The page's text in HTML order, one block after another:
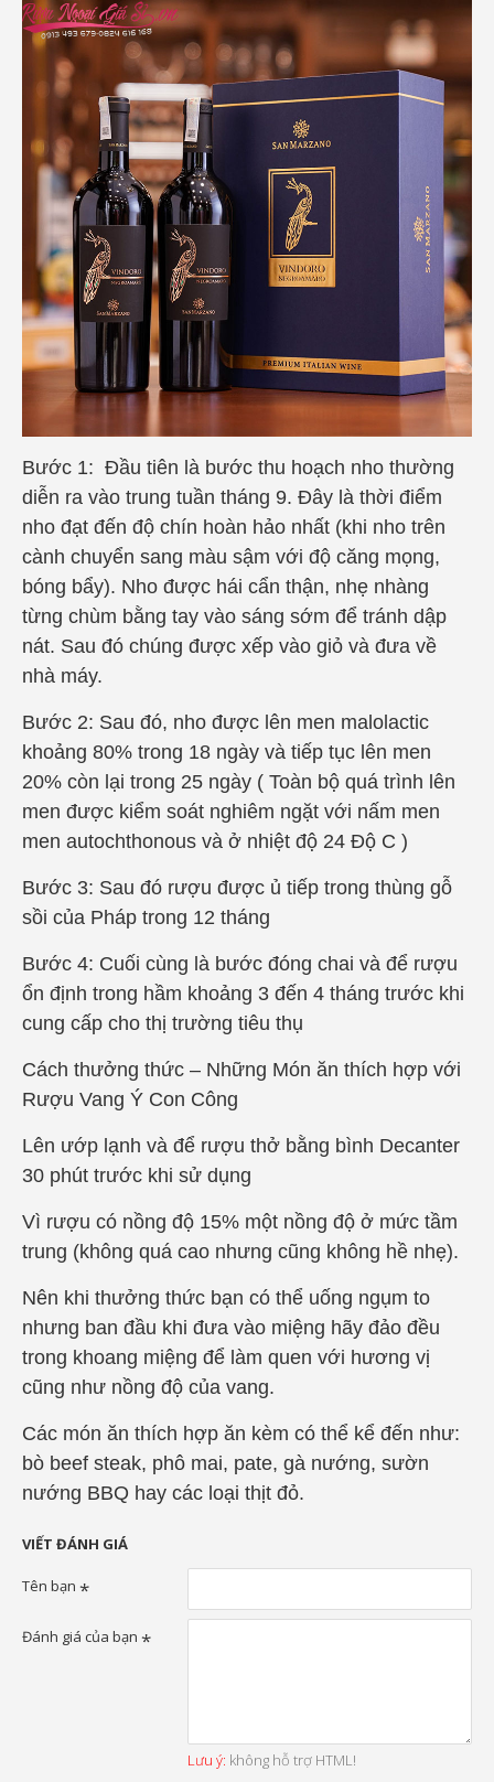
Bước 1: Đầu tiên là bước thu hoạch nho thường
diễn ra vào trung tuần tháng 9. Đây là thời điểm
nho đạt đến độ chín hoàn hảo nhất (khi nho trên
cành chuyển sang màu sậm với độ căng mọng,
bóng bẩy). Nho được hái cẩn thận, nhẹ nhàng
từng chùm bằng tay vào sáng sớm để tránh dập
nát. Sau đó chúng được xếp vào giỏ và đưa về
nhà máy.
Bước 2: Sau đó, nho được lên men malolactic
khoảng 80% trong 18 ngày và tiếp tục lên men
20% còn lại trong 25 ngày ( Toàn bộ quá trình lên
men được kiểm soát nghiêm ngặt với nấm men
men autochthonous và ở nhiệt độ 24 Độ C )
Bước 3: Sau đó rượu được ủ tiếp trong thùng gỗ
sồi của Pháp trong 12 tháng
Bước 4: Cuối cùng là bước đóng chai và để rượu
ổn định trong hầm khoảng 3 đến 4 tháng trước khi
cung cấp cho thị trường tiêu thụ
Cách thưởng thức – Những Món ăn thích hợp với
Rượu Vang Ý Con Công
Lên ướp lạnh và để rượu thở bằng bình Decanter
30 phút trước khi sử dụng
Vì rượu có nồng độ 15% một nồng độ ở mức tầm
trung (không quá cao nhưng cũng không hề nhẹ).
Nên khi thưởng thức bạn có thể uống ngụm to
nhưng ban đầu khi đưa vào miệng hãy đảo đều
trong khoang miệng để làm quen với hương vị
cũng như nồng độ của vang.
Các món ăn thích hợp ăn kèm có thể kể đến như:
bò beef steak, phô mai, pate, gà nướng, sườn
nướng BBQ hay các loại thịt đỏ.
VIẾT ĐÁNH GIÁ
Tên bạn
Đánh giá của bạn
Lưu ý: không hỗ trợ HTML!